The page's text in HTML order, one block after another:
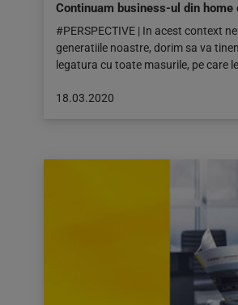
Continuam business-ul din home
#PERSPECTIVE | In acest context
generatiile noastre, dorim sa va
legatura cu toate masurile, pe care
Articol
18.03.2020